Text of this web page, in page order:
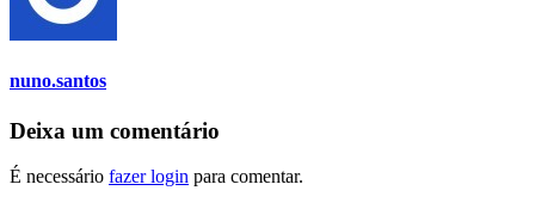
nuno.santos
Deixa um comentário
É necessário fazer login para comentar.